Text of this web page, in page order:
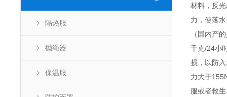
隔热服
抛绳器
保温服
材料，反
力，使落
（国内产
千克/24小
损，以防
力大于
服或者救